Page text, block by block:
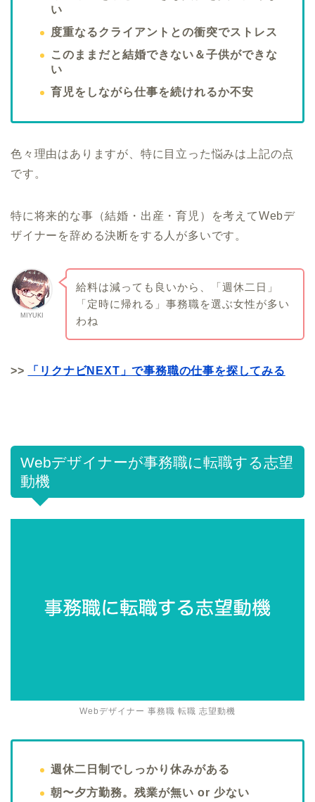
い
度重なるクライアントとの衝突でストレス
このままだと結婚できない＆子供ができな
い
育児をしながら仕事を続けれるか不安
色々理由はありますが、特に目立った悩みは上記の点
です。
特に将来的な事（結婚・出産・育児）を考えてWebデ
ザイナーを辞める決断をする人が多いです。
MIYUKI
給料は減っても良いから、「週休二日」
「定時に帰れる」事務職を選ぶ女性が多い
わね
>> 「リクナビNEXT」で事務職の仕事を探してみる
Webデザイナーが事務職に転職する志望
動機
Webデザイナー 事務職 転職 志望動機
週休二日制でしっかり休みがある
朝〜夕方勤務。残業が無い or 少ない